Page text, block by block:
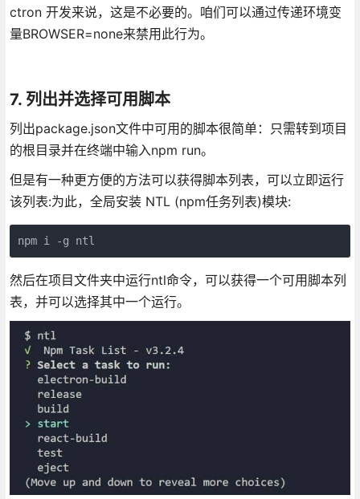
ctron 开发来说，这是不必要的。咱们可以通过传递环境变
量BROWSER=none来禁用此行为。
7. 列出并选择可用脚本
列出package.json文件中可用的脚本很简单：只需转到项目
的根目录并在终端中输入npm run。
但是有一种更方便的方法可以获得脚本列表，可以立即运行
该列表:为此，全局安装 NTL (npm任务列表)模块:
然后在项目文件夹中运行ntl命令，可以获得一个可用脚本列
表，并可以选择其中一个运行。